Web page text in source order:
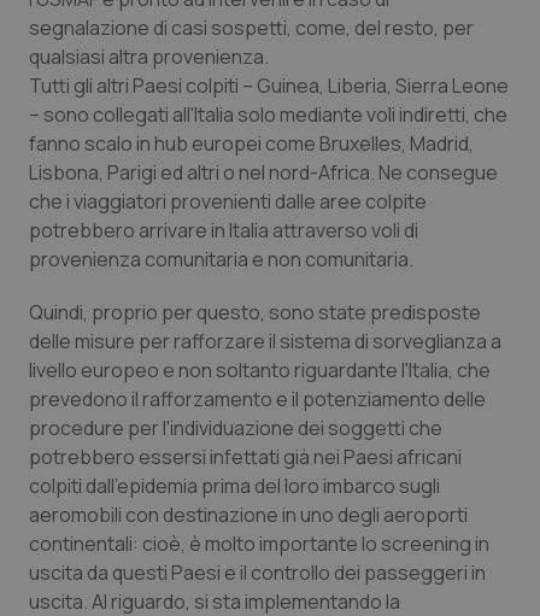
segnalazione di casi sospetti, come, del resto, per
qualsiasi altra provenienza.
Tutti gli altri Paesi colpiti – Guinea, Liberia, Sierra Leone
– sono collegati all'Italia solo mediante voli indiretti, che
fanno scalo in hub europei come Bruxelles, Madrid,
Lisbona, Parigi ed altri o nel nord-Africa. Ne consegue
che i viaggiatori provenienti dalle aree colpite
potrebbero arrivare in Italia attraverso voli di
provenienza comunitaria e non comunitaria.
Quindi, proprio per questo, sono state predisposte
delle misure per rafforzare il sistema di sorveglianza a
livello europeo e non soltanto riguardante l'Italia, che
prevedono il rafforzamento e il potenziamento delle
procedure per l'individuazione dei soggetti che
potrebbero essersi infettati già nei Paesi africani
colpiti dall'epidemia prima del loro imbarco sugli
aeromobili con destinazione in uno degli aeroporti
continentali: cioè, è molto importante lo screening in
uscita da questi Paesi e il controllo dei passeggeri in
uscita. Al riguardo, si sta implementando la